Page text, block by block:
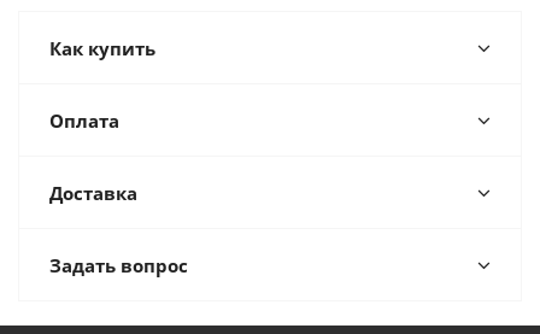
Как купить
Оплата
Доставка
Задать вопрос